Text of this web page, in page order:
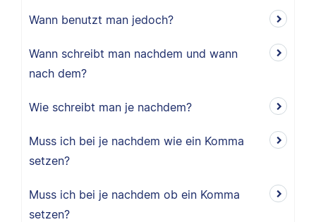
Wann benutzt man jedoch?
Wann schreibt man nachdem und wann
nach dem?
Wie schreibt man je nachdem?
Muss ich bei je nachdem wie ein Komma
setzen?
Muss ich bei je nachdem ob ein Komma
setzen?